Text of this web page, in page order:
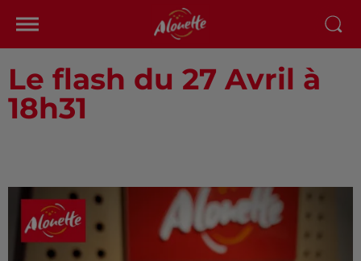
Le flash du 27 Avril à
18h31